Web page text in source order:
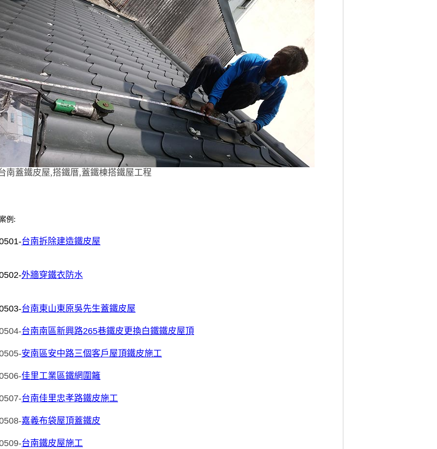
南蓋鐵皮屋,搭鐵厝,蓋鐵棟搭鐵屋工程
例:
-台南拆除建造鐵皮屋
外牆穿鐵衣防水
台南東山東原吳先生蓋鐵皮屋
台南南區新興路265巷鐵皮更換白鐵鐵皮屋頂
安南區安中路三個客戶屋頂鐵皮施工
佳里工業區鐵網圍籬
台南佳里忠孝路鐵皮施工
嘉義布袋屋頂蓋鐵皮
台南鐵皮屋施工